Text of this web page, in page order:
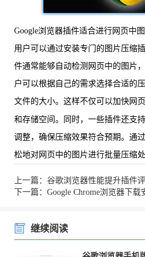
Google浏览器插件适合进行网页中
用户可以通过安装专门的图片压缩
件通常能够自动检测网页中的图片
户可以根据自己的需求选择合适的
文件的大小。这样不仅可以加快网
和存储空间。同时，一些插件还支
调整，确保压缩效果符合预期。通
松地对网页中的图片进行批量压缩处
上一篇：谷歌浏览器性能提升插件
下一篇：Google Chrome浏览器下
继续阅读